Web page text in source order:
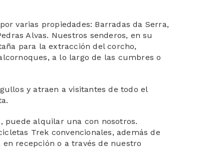
varias propiedades: Barradas da Serra,
Alvas. Nuestros senderos, en su
para la extracción del corcho,
a lo largo de las cumbres o
y atraen a visitantes de todo el
puede alquilar una con nosotros.
Trek convencionales, además de
recepción o a través de nuestro